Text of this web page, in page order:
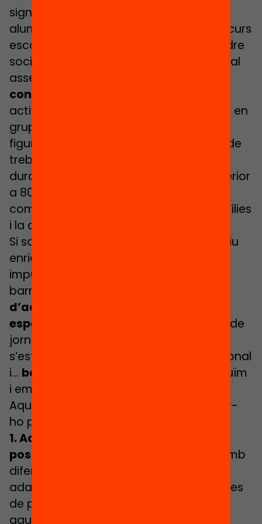
significatiu en el progrés educatiu dels
alumnes (facilitant el seu ingrés al nou curs
escolar), però també en aspectes d’ordre
socioemocional. La recerca internacional
assenyala
condicions o factors d’èxit:
activitats de suport educatiu i de lleure, en
grups reduïts, amb personal preparat i
figures de tutorització individual, espai de
treball socioemocional, programes de
durada significativa (típicament no inferior
a 80 hores) i amb opcions de jornada
completa i amb participació de les famílies
i la comunitat.
Si sabem que aquests programes d’estiu
enriquit funcionen, per què no intentem
impulsar-los a casa nostra, als nostres
barris i municipis?
d’activitats educatives d’ampli
espectre
, de caràcter diari, amb opció de
jornada completa (partida), que
s’estengui durant tot el període vacacional
i… basats en l’evidència
. Com els traduïm
i emmotllem al nostre context actual?
Aquí van
per pensar com fer-
ho possible:
1. Adaptabilitat a possibles escenaris
post-confinament.
Caldrà comptar amb
diferents escenaris de programació,
adaptats a quines puguin ser les mesures
de post-confinament, bàsicament,
aquelles que afectin a la possibilitat de